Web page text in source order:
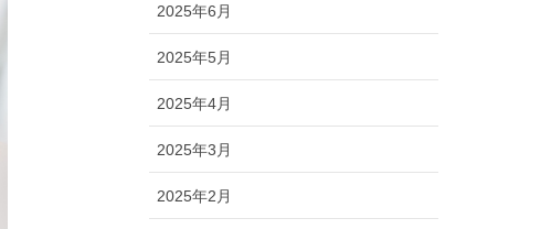
2025年6月
2025年5月
2025年4月
2025年3月
2025年2月